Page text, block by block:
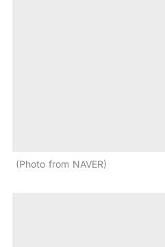
Photo from NAVER